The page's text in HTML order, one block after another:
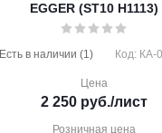
EGGER (ST10 H1113)
Есть в наличии (1) Код: КА-
Цена
2 250 руб./лист
Розничная цена